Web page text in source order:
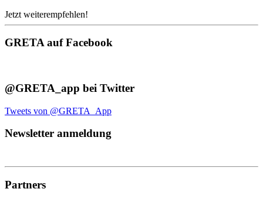
Jetzt weiterempfehlen!
GRETA auf Facebook
@GRETA_app bei Twitter
Tweets von @GRETA_App
Newsletter anmeldung
Partners